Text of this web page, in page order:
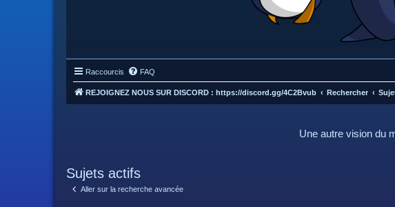
Raccourcis FAQ
REJOIGNEZ NOUS SUR DISCORD : https://discord.gg/4C2Bvub Rechercher
Une autre vision du
Sujets actifs
Aller sur la recherche avancée